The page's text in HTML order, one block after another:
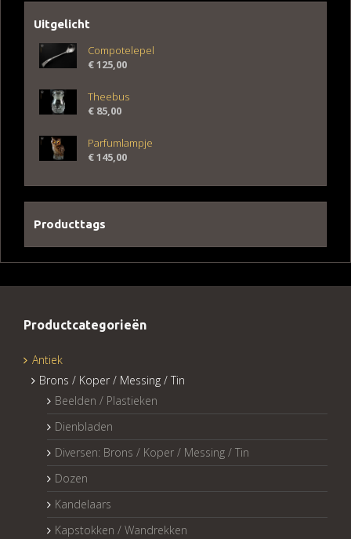
Uitgelicht
Compotelepel
€125,00
Theebus
€ 85,00
Parfumlampje
€145,00
Producttags
Productcategorieën
Antiek
Brons / Koper / Messing / Tin
Beelden / Plastieken
Dienbladen
Diversen: Brons / Koper / Messing / Tin
Dozen
Kandelaars
Kapstokken / Wandrekken